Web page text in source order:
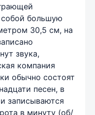
собой большую
30,5 см, на
звука,
компания
обычно состоят
песен, в
записываются
в минуту (об/